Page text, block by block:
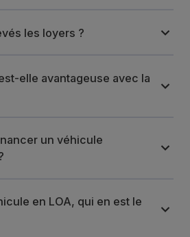
les loyers ?
elle avantageuse avec la
un véhicule
en LOA, qui en est le